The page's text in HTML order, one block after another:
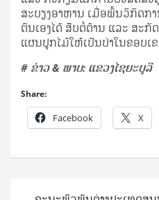
ສະບຽງອາຫານ ເມື່ອພົ້ນວິກິດກ
ຕົນເອງໄດ້ ສືບຕໍ່ຕ້ານ ແລະ ສະກັ
ແຜນປູກໄມ້ໃຫ້ເປັນປ່າໃນຂອບເ
# ຂ່າວ & ພາບ: ແຂວງໄຊຍະບູລີ
Share:
Facebook X